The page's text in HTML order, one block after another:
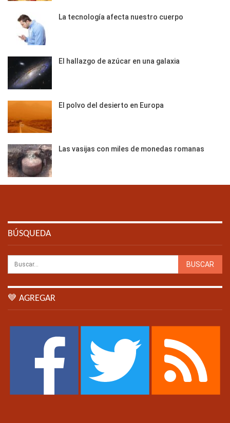
La tecnología afecta nuestro cuerpo
El hallazgo de azúcar en una galaxia
El polvo del desierto en Europa
Las vasijas con miles de monedas romanas
BÚSQUEDA
💙 AGREGAR